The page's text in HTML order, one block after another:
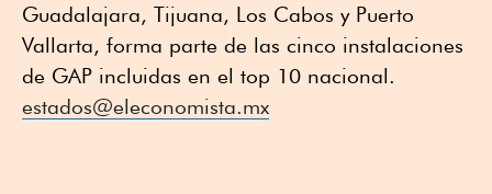
Guadalajara, Tijuana, Los Cabos y Puerto
Vallarta, forma parte de las cinco instalaciones
de GAP incluidas en el top 10 nacional.
estados@eleconomista.mx